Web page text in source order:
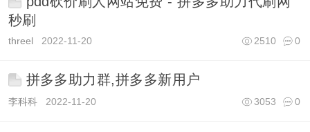
秒刷
threel 2022-11-20 0
2510
拼多多助力群,拼多多新用户
李科科2022-11-20 0
3053